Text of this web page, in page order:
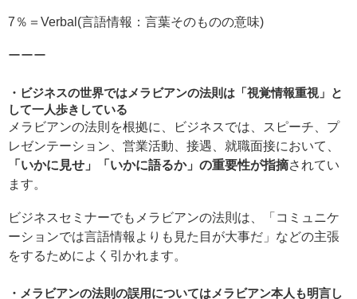
7％＝Verbal(言語情報：言葉そのものの意味)
ーーー
ビジネスの世界ではメラビアンの法則は「視覚情報重視」と
して一人歩きしている
メラビアンの法則を根拠に、ビジネスでは、スピーチ、プ
レゼンテーション、営業活動、接遇、就職面接において、
「いかに見せ」「いかに語るか」の重要性が指摘されてい
ます。
ビジネスセミナーでもメラビアンの法則は、「コミュニケ
ーションでは言語情報よりも見た目が大事だ」などの主張
をするためによく引かれます。
メラビアンの法則の誤用についてはメラビアン本人も明言し